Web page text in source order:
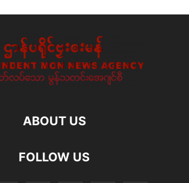
ABOUT US
FOLLOW US